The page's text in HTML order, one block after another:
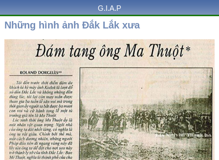
G.I.A.P
Những hình ảnh Đắk Lắk xưa